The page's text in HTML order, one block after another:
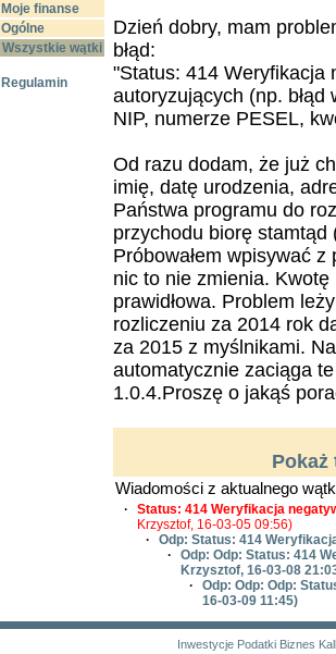
Moje finanse
Ogólne
Wszystkie wątki
Regulamin
Dzień dobry, mam
błąd:
"Status: 414 Weryfikacja
autoryzujących (np.
NIP, numerze PESEL,
Od razu dodam, że już
imię, datę urodzenia,
Państwa programu do
przychodu biorę
Próbowałem wpisywać
nic to nie zmienia.
prawidłowa. Problem
rozliczeniu za 2014 rok
za 2015 z myślnikami.
automatycznie zaciąga
1.0.4.Proszę o jakąś
Wiadomości z aktualnego
·
Status: 414 Weryfikacja
Krzysztof, 16-03-05 09:56)
·
Odp: Status: 414
·
Odp: Odp: Status: 414
Krzysztof, 16-03-08
·
Odp: Odp: Odp:
16-03-09 11:45)
Inwestycje Podatki Biznes